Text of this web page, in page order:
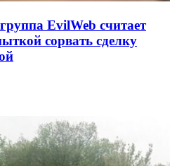
EvilWeb считает
сорвать сделку